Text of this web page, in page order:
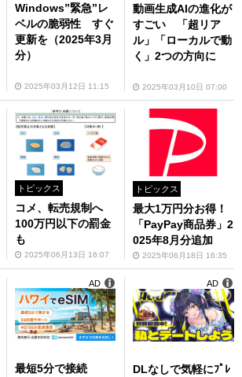
Windows”緊急”レ
ベルの脆弱性 すぐ
更新を（2025年3月
分）
2025年03月12日 11:15
動画生成AIの進化が
すごい 「超リア
ル」「ローカルで動
く」2つの方向に
2025年03月10日 07:00
トピックス
コメ、転売規制へ
100万円以下の罰金
も
2025年06月13日 16:07
トピックス
最大1万円分お得！
「PayPay商品券」2
025年8月分追加
2025年06月18日 16:35
最短5分で接続
AD
DLなしで気軽にﾌﾟﾚ
AD